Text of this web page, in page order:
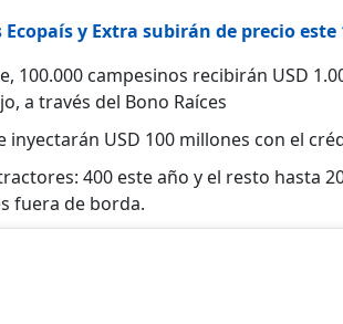
Ecopaís y Extra subirán de precio
100.000 campesinos recibirán USD
a través del Bono Raíces
inyectarán USD 100 millones con el
400 este año y el resto hasta
fuera de borda.